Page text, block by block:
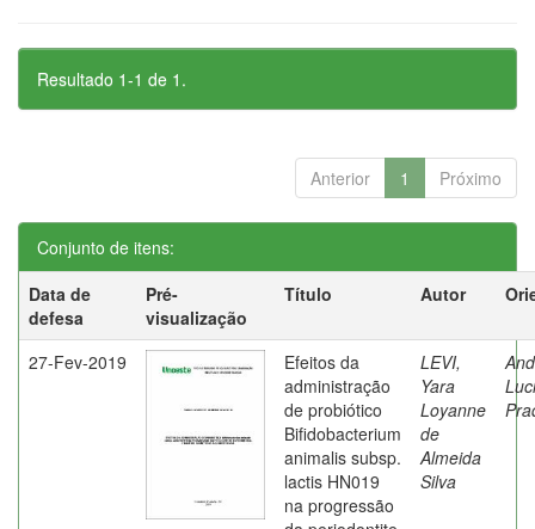
Resultado 1-1 de 1.
Anterior 1 Próximo
Conjunto de itens:
Data de
defesa
Pré-
visualização
Título Autor
27-Fev-2019
Efeitos da
administração
de probiótico
Bifidobacterium
animalis subsp.
lactis HN019
na progressão
LEVI,
Yara
Loyanne
de
Almeida
Silva